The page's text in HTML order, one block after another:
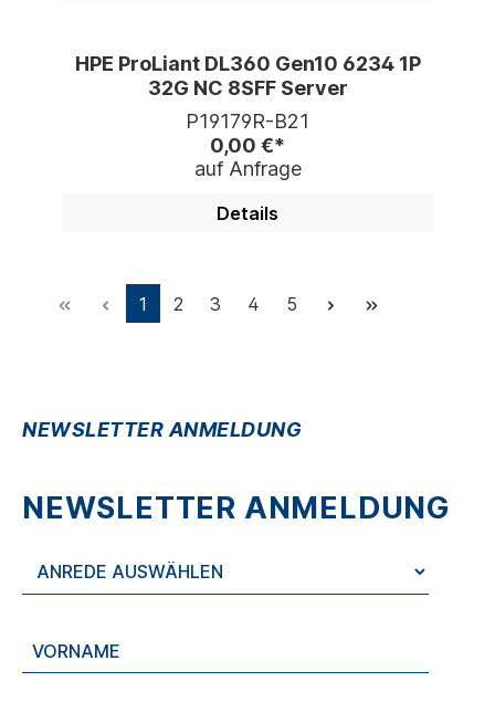
HPE ProLiant DL360 Gen10 6234 1P
32G NC 8SFF Server
P19179R-B21
0,00 €*
auf Anfrage
Details
1 2 3 4 5
NEWSLETTER ANMELDUNG
NEWSLETTER ANMELDUNG